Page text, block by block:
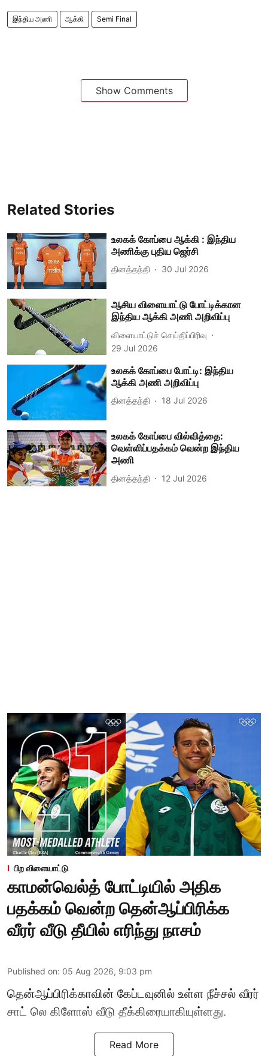
இந்திய அணி ஆக்கி Semi Final
Show Comments
Related Stories
உலகக் கோப்பை ஆக்கி : இந்திய
அணிக்கு புதிய ஜெர்சி
தினத்தந்தி 30 Jul 2026
ஆசிய விளையாட்டு போட்டிக்கான
இந்திய ஆக்கி அணி அறிவிப்பு
விளையாட்டுச் செய்திப்பிரிவு
29 Jul 2026
உலகக் கோப்பை போட்டி: இந்திய
ஆக்கி அணி அறிவிப்பு
தினத்தந்தி 18 Jul 2026
உலகக் கோப்பை வில்வித்தை:
வெள்ளிப்பதக்கம் வென்ற இந்திய
அணி
தினத்தந்தி 12 Jul 2026
பிற விளையாட்டு
காமன்வெல்த் போட்டியில் அதிக
பதக்கம் வென்ற தென்ஆப்பிரிக்க
வீரர் வீடு தீயில் எரிந்து நாசம்
Published on: 05 Aug 2026, 9:03 pm
தென்ஆப்பிரிக்காவின் கேப்டவுனில் உள்ள நீச்சல் வீரர்
சாட் லெ கிளோஸ் வீடு தீக்கிரையாகியுள்ளது.
Read More